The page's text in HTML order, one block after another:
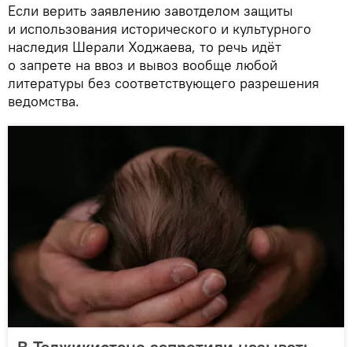
Если верить заявлению завотделом защиты
и использования исторического и культурного
наследия Шерали Ходжаева, то речь идёт
о запрете на ввоз и вывоз вообще любой
литературы без соответствующего разрешения
ведомства.